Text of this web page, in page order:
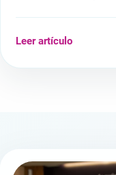
Leer artículo